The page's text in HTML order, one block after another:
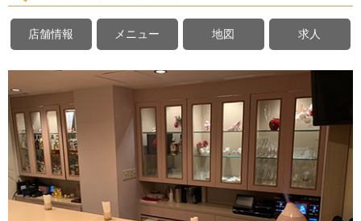
店舗情報 メニュー 地図 求人